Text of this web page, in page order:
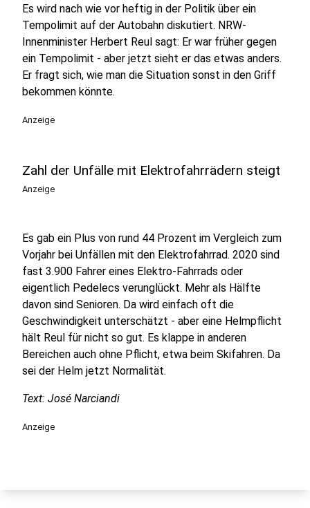
Es wird nach wie vor heftig in der Politik über ein
Tempolimit auf der Autobahn diskutiert. NRW-
Innenminister Herbert Reul sagt: Er war früher gegen
ein Tempolimit - aber jetzt sieht er das etwas anders.
Er fragt sich, wie man die Situation sonst in den Griff
bekommen könnte.
Anzeige
Zahl der Unfälle mit Elektrofahrrädern steigt
Anzeige
Es gab ein Plus von rund 44 Prozent im Vergleich zum
Vorjahr bei Unfällen mit den Elektrofahrrad. 2020 sind
fast 3.900 Fahrer eines Elektro-Fahrrads oder
eigentlich Pedelecs verunglückt. Mehr als Hälfte
davon sind Senioren. Da wird einfach oft die
Geschwindigkeit unterschätzt - aber eine Helmpflicht
hält Reul für nicht so gut. Es klappe in anderen
Bereichen auch ohne Pflicht, etwa beim Skifahren. Da
sei der Helm jetzt Normalität.
Text: José Narciandi
Anzeige